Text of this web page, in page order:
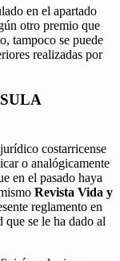
en el apartado
otro premio que
tampoco se puede
realizadas por
costarricense
o analógicamente
en el pasado haya
Revista Vida y
reglamento en
se le ha dado al